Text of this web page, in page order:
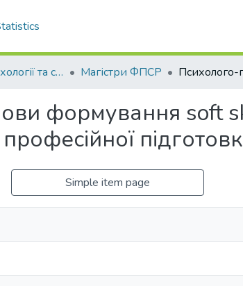
Факультет психології та соціальної роботи Магістри ФПСР
формування soft
Simple item page